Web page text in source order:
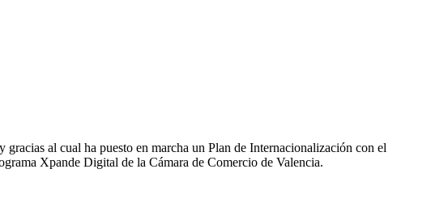
al cual ha puesto en marcha un Plan de Internacionalización con el
Xpande Digital de la Cámara de Comercio de Valencia.